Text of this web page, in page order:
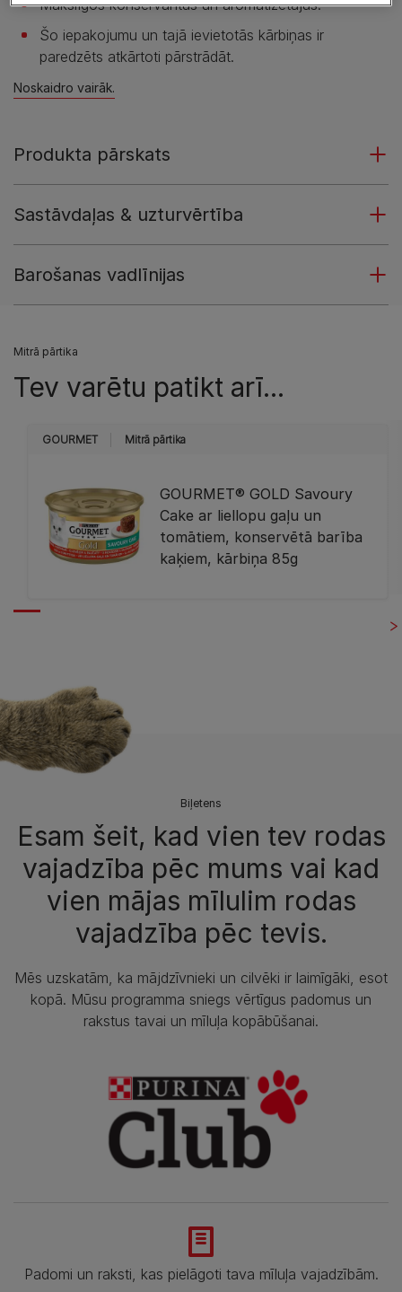
Mākslīgos konservantus un aromatizētājus.
Šo iepakojumu un tajā ievietotās kārbiņas ir
paredzēts atkārtoti pārstrādāt.
Noskaidro vairāk.
Produkta pārskats
Sastāvdaļas & uzturvērtība
Barošanas vadlīnijas
Mitrā pārtika
Tev varētu patikt arī...
GOURMET Mitrā pārtika
GOURMET® GOLD Savoury
Cake ar liellopu gaļu un
tomātiem, konservētā barība
kaķiem, kārbiņa 85g
Biļetens
Esam šeit, kad vien tev rodas
vajadzība pēc mums vai kad
vien mājas mīlulim rodas
vajadzība pēc tevis.
Mēs uzskatām, ka mājdzīvnieki un cilvēki ir laimīgāki, esot
kopā. Mūsu programma sniegs vērtīgus padomus un
rakstus tavai un mīluļa kopābūšanai.
Padomi un raksti, kas pielāgoti tava mīluļa vajadzībām.